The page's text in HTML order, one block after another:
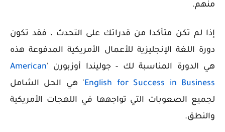
منهم.
إذا لم تكن متأكدا من قدراتك على التحدث ، فقد تكون
دورة اللغة الإنجليزية للأعمال الأمريكية المدفوعة هذه
هي الدورة المناسبة لك - جوليندا أوزبورن 'American
English for Success in Business' هي الحل الشامل
لجميع الصعوبات التي تواجهها في اللهجات الأمريكية
والنطق.